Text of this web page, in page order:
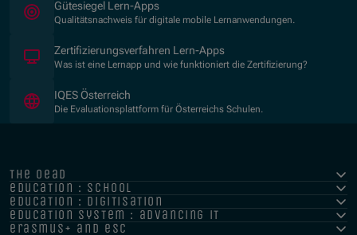
Gütesiegel Lern-Apps(Opens in new window)
Qualitätsnachweis für digitale mobile Lernanwendungen.
Zertifizierungsverfahren Lern-Apps
Was ist eine Lernapp und wie funktioniert die Zertifizierung?
IQES Österreich
Die Evaluationsplattform für Österreichs Schulen.
the oead
education : school
education : digitisation
education system : advancing it
erasmus+ and esc